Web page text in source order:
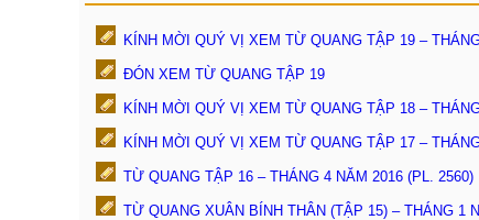
KÍNH MỜI QUÝ VỊ XEM TỪ QUANG TẬP 19 –
ĐÓN XEM TỪ QUANG TẬP 19
KÍNH MỜI QUÝ VỊ XEM TỪ QUANG TẬP 18 –
KÍNH MỜI QUÝ VỊ XEM TỪ QUANG TẬP 17 –
TỪ QUANG TẬP 16 – THÁNG 4 NĂM 2016 (PL. 2560)
TỪ QUANG XUÂN BÍNH THÂN (TẬP 15) – THÁNG 1